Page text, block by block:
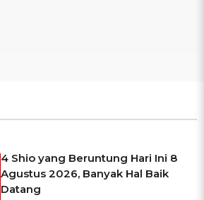
4 Shio yang Beruntung Hari Ini 8
Agustus 2026, Banyak Hal Baik
Datang